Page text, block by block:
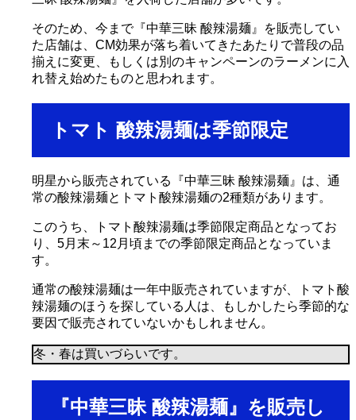
そのため、今まで『中華三昧 酸辣湯麺』を販売してい
た店舗は、CM効果が落ち着いてきたあたりで普段の品
揃えに変更、もしくは別のキャンペーンのラーメンに入
れ替え始めたものと思われます。
トマト 酸辣湯麺は季節限定
明星から販売されている『中華三昧 酸辣湯麺』は、通
常の酸辣湯麺とトマト酸辣湯麺の2種類があります。
このうち、トマト酸辣湯麺は季節限定商品となってお
り、5月末～12月頃までの季節限定商品となっていま
す。
通常の酸辣湯麺は一年中販売されていますが、トマト酸
辣湯麺のほうを探している人は、もしかしたら季節的な
要因で販売されていないかもしれません。
冬・春は買いづらいです。
『中華三昧 酸辣湯麺』を販売し